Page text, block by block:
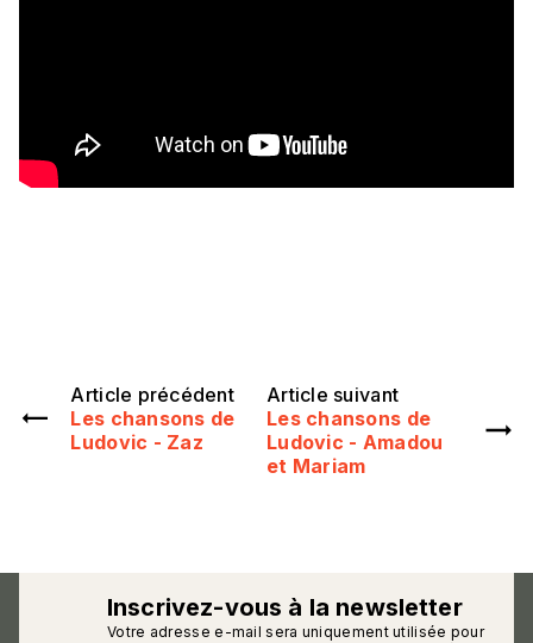
Article précédent
Les chansons de
Ludovic - Zaz
Article suivant
Les chansons de
Ludovic - Amadou
et Mariam
Inscrivez-vous à la newsletter
Votre adresse e-mail sera uniquement utilisée pour